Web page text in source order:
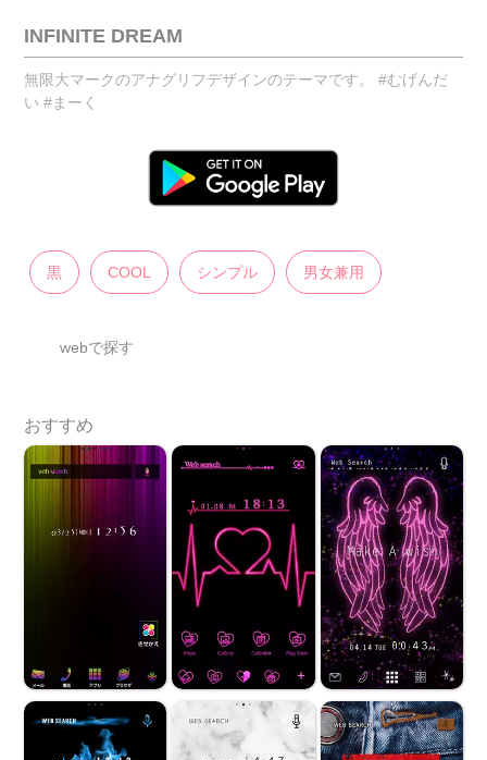
INFINITE DREAM
無限大マークのアナグリフデザインのテーマです。 #むげんだ
い #まーく
黒 COOL シンプル 男女兼用
webで探す
おすすめ